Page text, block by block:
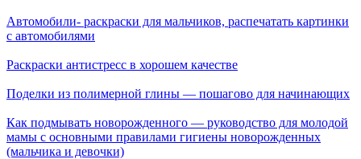
Автомобили- раскраски для мальчиков, распечатать картинки
с автомобилями
Раскраски антистресс в хорошем качестве
Поделки из полимерной глины — пошагово для начинающих
Как подмывать новорожденного — руководство для молодой
мамы с основными правилами гигиены новорожденных
(мальчика и девочки)